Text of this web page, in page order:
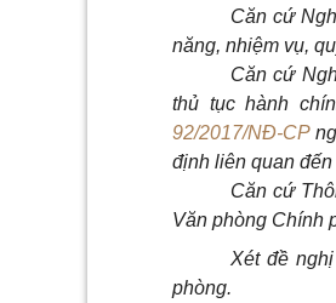
Căn cứ
năng, nhiệm vụ,
Căn cứ
thủ tục hành
92/2017/NĐ-CP
định liên quan
Căn cứ
Văn phòng Chính
Xét đề
phòng.